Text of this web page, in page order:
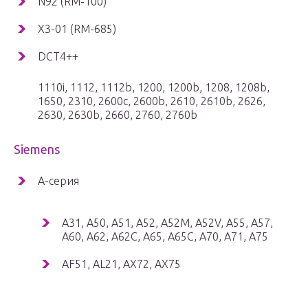
X3-01 (RM-685)
DCT4++
1110i, 1112, 1112b, 1200, 1200b, 1208, 1208b,
1650, 2310, 2600c, 2600b, 2610, 2610b, 2626,
2630, 2630b, 2660, 2760, 2760b
Siemens
A-серия
A31, A50, A51, A52, A52M, A52V, A55, A57,
A60, A62, A62C, A65, A65C, A70, A71, A75
AF51, AL21, AX72, AX75